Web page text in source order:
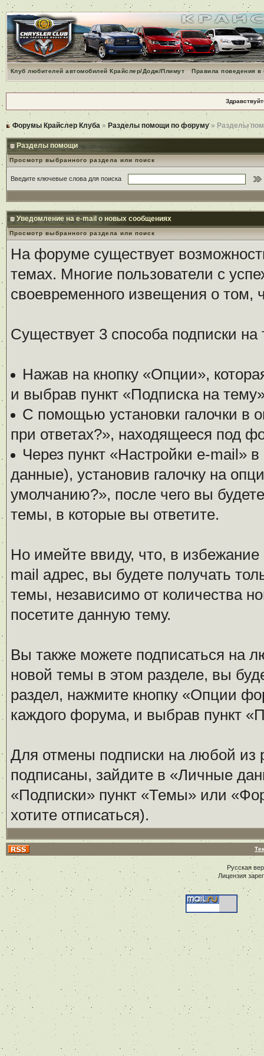
Клуб любителей автомобилей Крайслер/Додж/Плимут Правила поведения
Форумы Крайслер Клуба » Разделы помощи по форуму» Разделы
Разделы помощи
Просмотр выбранного раздела или поиск
Введите ключевые слова для поиска
Уведомление на e-mail о новых сообщениях
Просмотр выбранного раздела или поиск
На форуме существует
темах. Многие пользователи с
своевременного извещения о
Существует 3 способа подписки на
Нажав на кнопку «Опции»,
и выбрав пункт «Подписка на
С помощью установки галочки в
при ответах?», находящееся под
Через пункт «Настройки e-mail»
данные), установив галочку на
умолчанию?», после чего вы
темы, в которые вы ответите.
Но имейте ввиду, что, в
mail адрес, вы будете получать
темы, независимо от количества
посетите данную тему.
Вы также можете подписаться на
новой темы в этом разделе, вы
раздел, нажмите кнопку «Опции
каждого форума, и выбрав пункт
Для отмены подписки на любой из
подписаны, зайдите в «Личные
«Подписки» пункт «Темы» или
хотите отписаться).
Русская
Лицензия